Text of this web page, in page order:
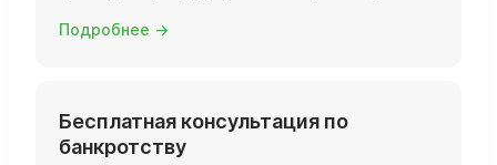
Подробнее →
Бесплатная консультация по
банкротству